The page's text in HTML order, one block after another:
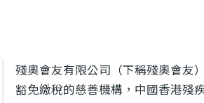
殘奧會友有限公司（下稱殘奧會友
豁免繳稅的慈善機構，中國香港殘